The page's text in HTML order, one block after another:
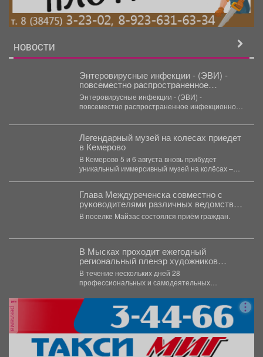
НОВОСТИ
Энтеровирусные инфекции - (ЭВИ) -
повсеместно распространенное
инфекционное заболевание,
вызываемое вирусами рода Enterovirus.
Энтеровирусные инфекции - (ЭВИ) -
повсеместно распространенное инфекционное
Enterovirus. Энтеровирусы устойчивы...
Легендарный музей на колесах приедет
в Кемерово
В Кемерово 5 и 6 августа вновь прибудет
уникальный иммерсивный музей на колёсах –
Глава Междуреченска совместно с
руководителями различных ведомств
продолжает проводить выездные
встречи.
В поселке Майзас состоялся приём граждан.
В Мысках проходит ежегодный
региональный пленэр художников
«Легенды Горной Шории».
В течение нескольких дней 28
профессиональных и самодеятельных
свое мастерство...
реклама